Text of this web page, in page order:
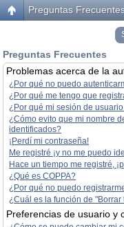
Preguntas
Preguntas Frecuentes
Problemas acerca de la
¿Por qué no puedo
¿Por qué me tengo que
¿Por qué mi sesión de
¿Cómo evito que mi nombre
identificados?
¡Perdí mi contraseña!
Me registré ¡y no me puedo
Hace un tiempo me registré,
¿Qué es COPPA?
¿Por qué no puedo
¿Cuál es la función de
Preferencias de usuario y